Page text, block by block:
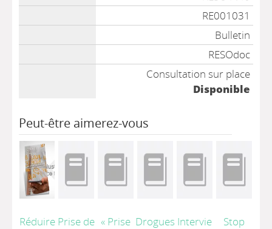
RE001031
Bulletin
RESOdoc
Consultation sur place
Disponible
Peut-être aimerez-vous
Réduire Prise de « Prise Drogues Intervie
Stop